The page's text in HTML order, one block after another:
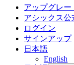
アップグレー
アシックス公
ログイン
サインアップ
日本語
English